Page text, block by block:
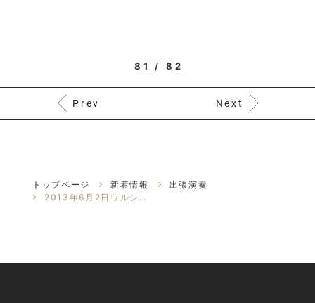
81 / 82
Prev Next
トップページ 新着情報
出張演奏
2013年6月2日ワルシャワ公演